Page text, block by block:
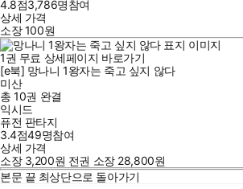
4.8점3,786명참여
상세 가격
소장100원
1권 무료 상세페이지 바로가기
[e북] 망나니 1왕자는 죽고 싶지 않다
미산
총 10권 완결
익시드
퓨전 판타지
3.4점49명참여
상세 가격
소장 3,200원 전권 소장 28,800원
본문 끝 최상단으로 돌아가기